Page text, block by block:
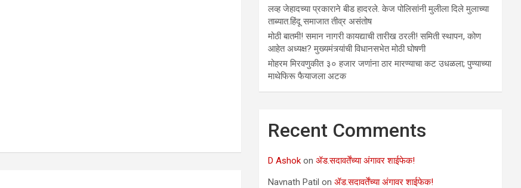
लव्ह जेहादच्या प्रकाराने बीड हादरले. केज पोलिसांनी मुलीला दिले मुलाच्या
ताब्यात.हिंदू समाजात तीव्र असंतोष
मोठी बातमी! समान नागरी कायद्याची तारीख ठरली! समिती स्थापन, कोण
आहेत अध्यक्ष? मुख्यमंत्र्यांची विधानसभेत मोठी घोषणी
मोहरम मिरवणुकीत ३० हजार जणांना ठार मारण्‍याचा कट उधळला; पुण्‍याच्‍या
माथेफिरू फैयाजला अटक
Recent Comments
D Ashok onॲड.सदावर्तेंच्या अंगावर शाईफेक!
Navnath Patil onॲड.सदावर्तेंच्या अंगावर शाईफेक!